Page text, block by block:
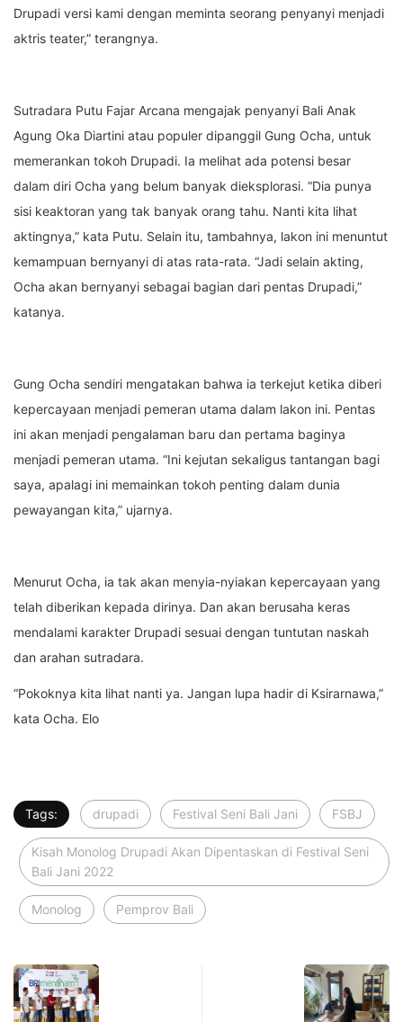
Drupadi versi kami dengan meminta seorang penyanyi menjadi
aktris teater,” terangnya.
Sutradara Putu Fajar Arcana mengajak penyanyi Bali Anak
Agung Oka Diartini atau populer dipanggil Gung Ocha, untuk
memerankan tokoh Drupadi. Ia melihat ada potensi besar
dalam diri Ocha yang belum banyak dieksplorasi. “Dia punya
sisi keaktoran yang tak banyak orang tahu. Nanti kita lihat
aktingnya,” kata Putu. Selain itu, tambahnya, lakon ini menuntut
kemampuan bernyanyi di atas rata-rata. “Jadi selain akting,
Ocha akan bernyanyi sebagai bagian dari pentas Drupadi,”
katanya.
Gung Ocha sendiri mengatakan bahwa ia terkejut ketika diberi
kepercayaan menjadi pemeran utama dalam lakon ini. Pentas
ini akan menjadi pengalaman baru dan pertama baginya
menjadi pemeran utama. “Ini kejutan sekaligus tantangan bagi
saya, apalagi ini memainkan tokoh penting dalam dunia
pewayangan kita,” ujarnya.
Menurut Ocha, ia tak akan menyia-nyiakan kepercayaan yang
telah diberikan kepada dirinya. Dan akan berusaha keras
mendalami karakter Drupadi sesuai dengan tuntutan naskah
dan arahan sutradara.
“Pokoknya kita lihat nanti ya. Jangan lupa hadir di Ksirarnawa,”
kata Ocha. Elo
Tags: drupadi Festival Seni Bali Jani FSBJ
Kisah Monolog Drupadi Akan Dipentaskan di Festival Seni
Bali Jani 2022
Monolog Pemprov Bali